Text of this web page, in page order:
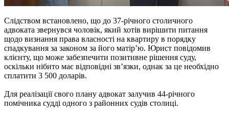
Слідством встановлено, що до 37-річного столичного
адвоката звернувся чоловік, який хотів вирішити питання
щодо визнання права власності на квартиру в порядку
спадкування за законом за його матір’ю. Юрист повідомив
клієнту, що може забезпечити позитивне рішення суду,
оскільки нібито має відповідні зв’язки, однак за це необхідно
сплатити 3 500 доларів.
Для реалізації свого плану адвокат залучив 44-річного
помічника судді одного з районних судів столиці.